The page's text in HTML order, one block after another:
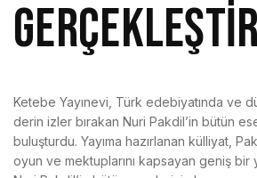
Ketebe Yayınevi, Türk edebiyatında ve
derin izler bırakan Nuri Pakdil’in bütün
buluşturdu. Yayıma hazırlanan külliyat,
oyun ve mektuplarını kapsayan geniş